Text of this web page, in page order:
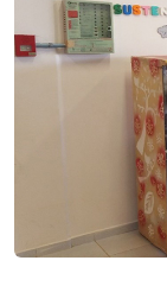
Biblioteca